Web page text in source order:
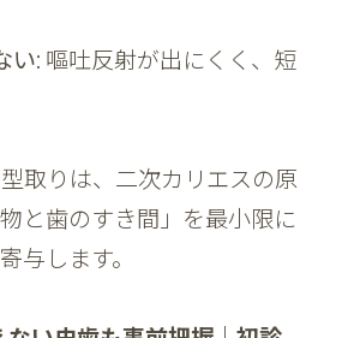
い: 嘔吐反射が出にくく、短
取りは、二次カリエスの原
と歯のすき間」を最小限に
与します。